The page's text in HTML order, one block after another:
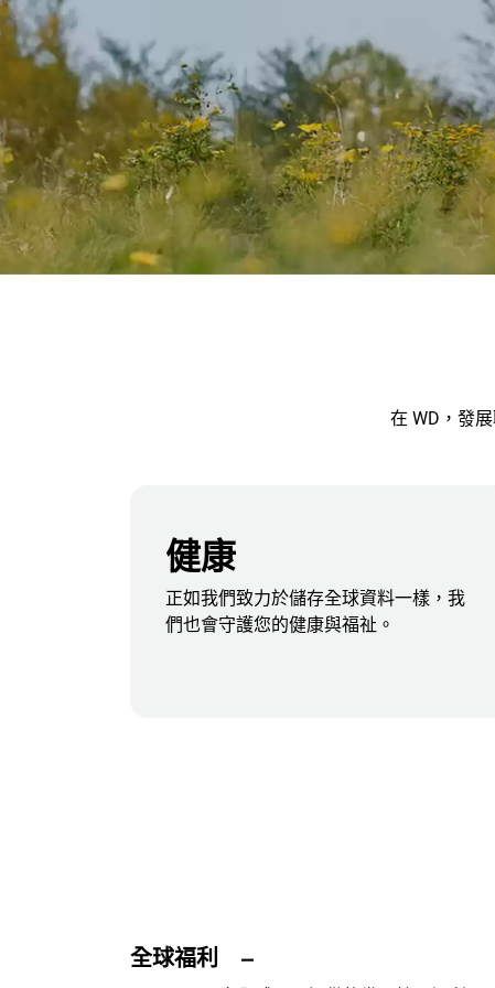
在 WD，發
健康
正如我們致力於儲存全球資料一樣，我
們也會守護您的健康與福祉。
全球福利